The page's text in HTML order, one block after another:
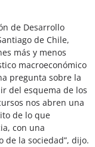
de Desarrollo
de Chile,
más y menos
macroeconómico
pregunta sobre la
del esquema de los
nos abren una
de lo que
con una
de la sociedad”, dijo.